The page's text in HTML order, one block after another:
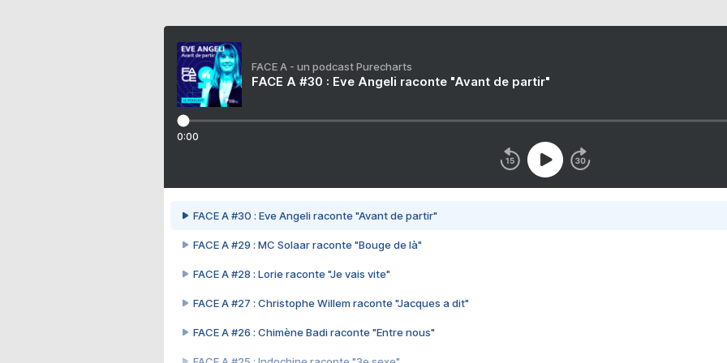
FACE A - un podcast Purecharts
FACE A #30 : Eve Angeli raconte "Avant de partir"
0:00
FACE A #30 : Eve Angeli raconte "Avant de partir"
FACE A #29 : MC Solaar raconte "Bouge de là"
FACE A #28 : Lorie raconte "Je vais vite"
FACE A #27 : Christophe Willem raconte "Jacques a dit"
FACE A #26 : Chimène Badi raconte "Entre nous"